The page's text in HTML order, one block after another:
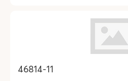
46814-11